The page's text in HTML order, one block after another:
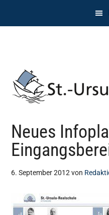
St.
Ursula
Attendorn
Kompetenz,
Persönlichkeit,
Chancen
Neues
6. September 2012von